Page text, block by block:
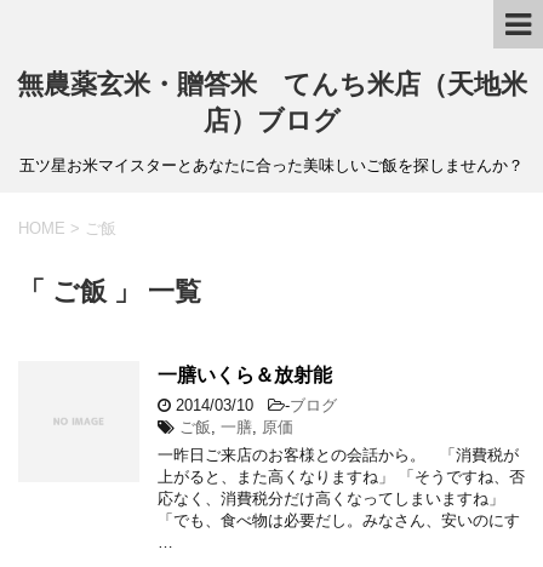
無農薬玄米・贈答米 てんち米店（天地米
店）ブログ
五ツ星お米マイスターとあなたに合った美味しいご飯を探しませんか？
HOME > ご飯
「 ご飯 」 一覧
一膳いくら＆放射能
2014/03/10 -ブログ
ご飯 一膳
原価
一昨日ご来店のお客様との会話から。 「消費税が
上がると、また高くなりますね」 「そうですね、否
応なく、消費税分だけ高くなってしまいますね」
「でも、食べ物は必要だし。みなさん、安いのにす